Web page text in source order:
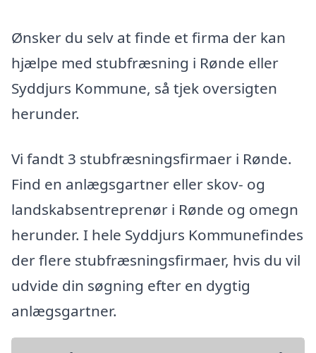
Ønsker du selv at finde et firma der kan
hjælpe med stubfræsning i Rønde eller
Syddjurs Kommune, så tjek oversigten
herunder.
Vi fandt 3 stubfræsningsfirmaer i Rønde.
Find en anlægsgartner eller skov- og
landskabsentreprenør i Rønde og omegn
herunder. I hele Syddjurs Kommunefindes
der flere stubfræsningsfirmaer, hvis du vil
udvide din søgning efter en dygtig
anlægsgartner.